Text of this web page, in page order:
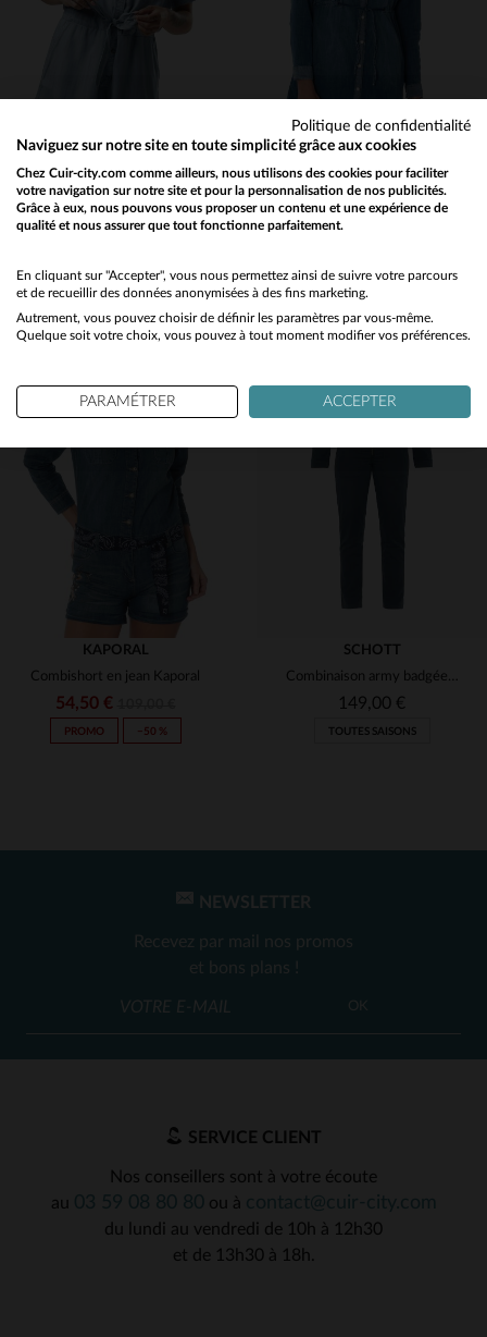
VON DUTCH
Combishort manches courtes effet denim léger
69,00 €
M
KAPORAL
Robe chemise Kaporal
44,50 €
TAILLES DISPONIBLES
KAPORAL
Combishort en jean Kaporal
54,50 €
PROMO −50 %
TAILLES DISPONIBLES
SCHOTT
Combinaison army badgée couleur bleu pacific
149,00 €
TOUTES SAISONS
NEWSLETTER
Recevez par mail nos promos
et bons plans !
OK
SERVICE CLIENT
Nos conseillers sont à votre écoute
au
ou à
du lundi au vendredi de 10h à 12h30
et de 13h30 à 18h.
Would you like to be redirected to our English site?
No
Yes
Politique de confidentialité
Naviguez sur notre site en toute simplicité grâce aux cookies
Chez Cuir-city.com comme ailleurs, nous utilisons des cookies pour faciliter
votre navigation sur notre site et pour la personnalisation de nos publicités.
Grâce à eux, nous pouvons vous proposer un contenu et une expérience de
qualité et nous assurer que tout fonctionne parfaitement.
En cliquant sur "Accepter", vous nous permettez ainsi de suivre votre parcours
et de recueillir des données anonymisées à des fins marketing.
Autrement, vous pouvez choisir de définir les paramètres par vous-même.
Quelque soit votre choix, vous pouvez à tout moment modifier vos préférences.
PARAMÉTRER ACCEPTER